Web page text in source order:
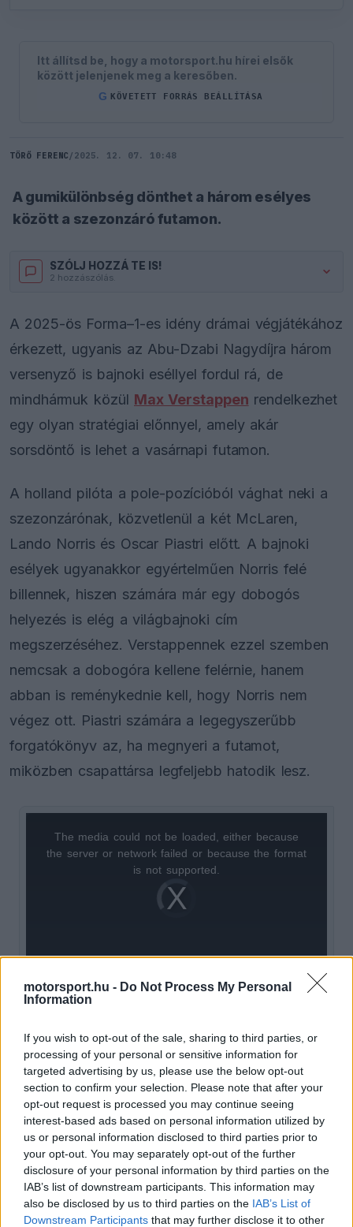
motorsport.hu - Do Not Process My Personal
Information
If you wish to opt-out of the sale, sharing to third parties, or
processing of your personal or sensitive information for
targeted advertising by us, please use the below opt-out
section to confirm your selection. Please note that after your
opt-out request is processed you may continue seeing
interest-based ads based on personal information utilized by
us or personal information disclosed to third parties prior to
your opt-out. You may separately opt-out of the further
disclosure of your personal information by third parties on the
IAB’s list of downstream participants. This information may
also be disclosed by us to third parties on the IAB’s List of
Downstream Participants that may further disclose it to other
Itt állítsd be, hogy a motorsport.hu hírei elsők
között jelenjenek meg a keresőben.
G KÖVETETT FORRÁS BEÁLLÍTÁSA
TÖRŐ FERENC / 2025. 12. 07. 10:48
A gumikülönbség dönthet a három esélyes
között a szezonzáró futamon.
SZÓLJ HOZZÁ TE IS!
2 hozzászólás.
A 2025-ös Forma–1-es idény drámai végjátékához
érkezett, ugyanis az Abu-Dzabi Nagydíjra három
versenyző is bajnoki eséllyel fordul rá, de
mindhármuk közül Max Verstappen rendelkezhet
egy olyan stratégiai előnnyel, amely akár
sorsdöntő is lehet a vasárnapi futamon.
A holland pilóta a pole-pozícióból vághat neki a
szezonzárónak, közvetlenül a két McLaren,
Lando Norris és Oscar Piastri előtt. A bajnoki
esélyek ugyanakkor egyértelműen Norris felé
billennek, hiszen számára már egy dobogós
helyezés is elég a világbajnoki cím
megszerzéséhez. Verstappennek ezzel szemben
nemcsak a dobogóra kellene felérnie, hanem
abban is reménykednie kell, hogy Norris nem
végez ott. Piastri számára a legegyszerűbb
forgatókönyv az, ha megnyeri a futamot,
miközben csapattársa legfeljebb hatodik lesz.
Video
Player
loading.
The media could not be loaded, either because
the server or network failed or because the format
is not supported.
aszfalt
A hétvége során a csapatokat váratlanul érte,
hogy a pálya tapadása alacsonyabb volt a
vártnál, különösen az újraaszfaltozott első
szektorban. Emiatt a gumik szemcsésedése is
komolyabb problémát jelentett, mint az előzetes
becslések alapján gondolták volna.